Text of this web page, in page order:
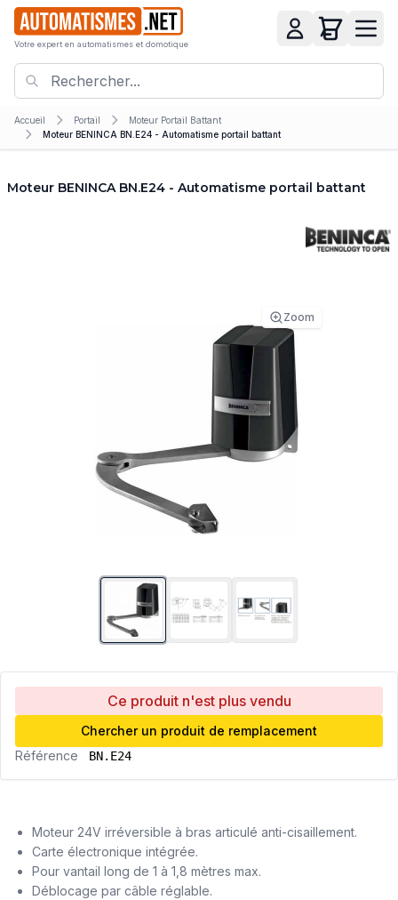
Votre expert en automatismes et domotique
Accueil Portail
Moteur Portail Battant
Moteur BENINCA BN.E24 - Automatisme portail battant
Moteur BENINCA BN.E24 - Automatisme portail battant
Zoom
Ce produit n'est plus vendu
Chercher un produit de remplacement
Référence
BN.E24
Moteur 24V irréversible à bras articulé anti-cisaillement.
Carte électronique intégrée.
Pour vantail long de 1 à 1,8 mètres max.
Déblocage par câble réglable.